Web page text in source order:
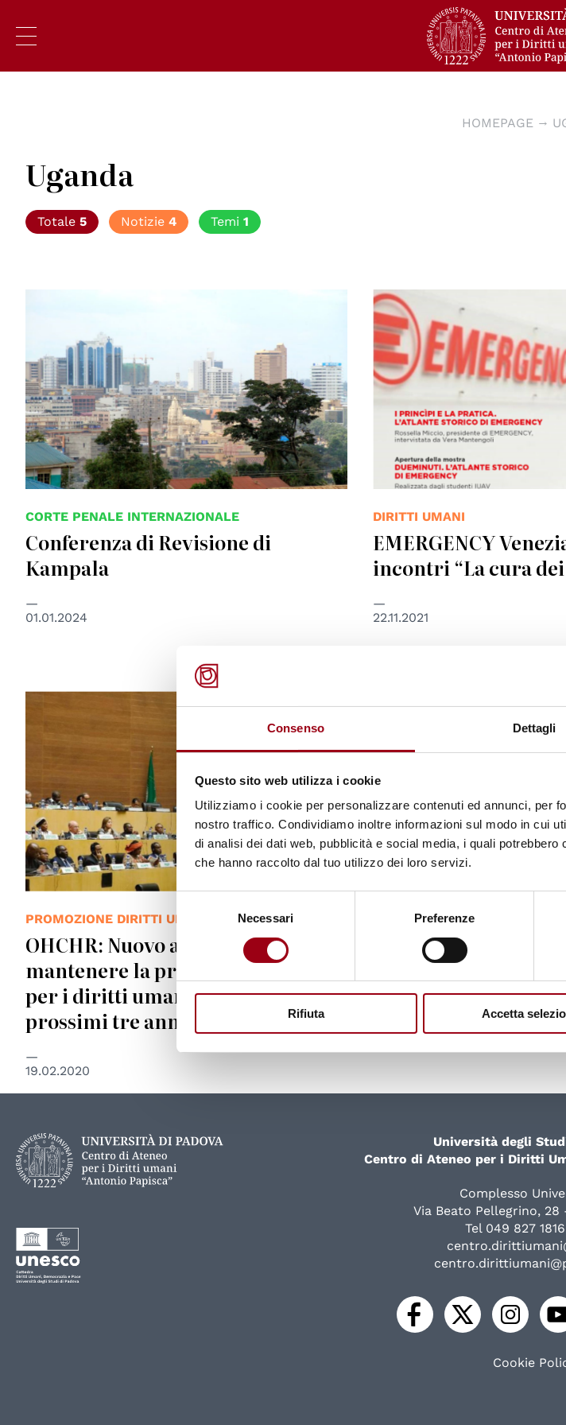
Consenso Dettagli
Questo sito web utilizza i cookie
Utilizziamo i cookie per personalizzare contenuti ed annunci, per
nostro traffico. Condividiamo inoltre informazioni sul modo in cui
di analisi dei dati web, pubblicità e social media, i quali
che hanno raccolto dal tuo utilizzo dei loro servizi.
del
Necessari Preferenze
Rifiuta Accetta
HOMEPAGE
Uganda
Totale 5 Notizie 4 Temi 1
CORTE PENALE INTERNAZIONALE
Conferenza di Revisione di
Kampala
01.01.2024
© Emergency Venezia
DIRITTI UMANI
EMERGENCY
incontri “La cura
22.11.2021
PROMOZIONE DIRITTI UMANI
OHCHR: Nuovo accordo per
mantenere la presenza dell’ufficio
per i diritti umani in Uganda per i
prossimi tre anni
19.02.2020
DISCRIMINAZIONE
Uganda: revocato
Homosexuality Act
Università degli
Centro di Ateneo per i Diritti
Complesso
Via Beato Pellegrino, 28
Tel 049 827
Cookie